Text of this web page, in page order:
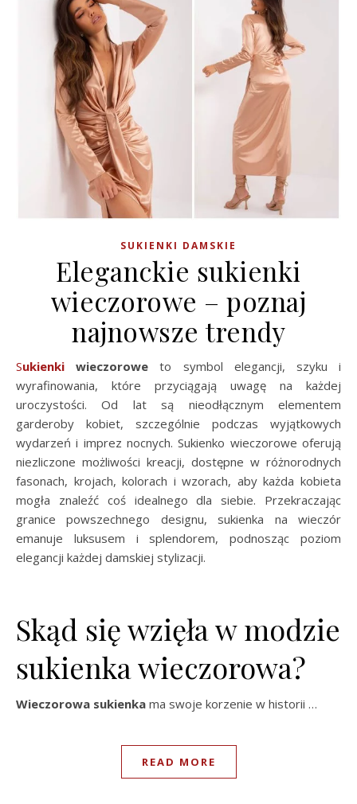
SUKIENKI DAMSKIE
Eleganckie sukienki
wieczorowe – poznaj
najnowsze trendy
Sukienki wieczorowe to symbol elegancji, szyku i
wyrafinowania, które przyciągają uwagę na każdej
uroczystości. Od lat są nieodłącznym elementem
garderoby kobiet, szczególnie podczas wyjątkowych
wydarzeń i imprez nocnych. Sukienko wieczorowe oferują
niezliczone możliwości kreacji, dostępne w różnorodnych
fasonach, krojach, kolorach i wzorach, aby każda kobieta
mogła znaleźć coś idealnego dla siebie. Przekraczając
granice powszechnego designu, sukienka na wieczór
emanuje luksusem i splendorem, podnosząc poziom
elegancji każdej damskiej stylizacji.
Skąd się wzięła w modzie
sukienka wieczorowa?
Wieczorowa sukienka ma swoje korzenie w historii …
READ MORE